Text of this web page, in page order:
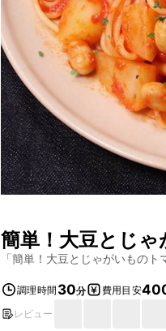
簡単！大豆とじ
「簡単！大豆とじゃがいものト
調理時間 30分 費用目安
レビュー